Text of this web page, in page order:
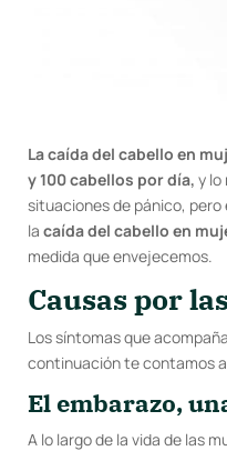
La caída del cabello en
y 100 cabellos por día,y lo
situaciones de pánico, pero
lacaída del cabello en
medida que envejecemos.
Causas por
Los síntomas que
continuación te contamos
El embarazo,
A lo largo de la vida de las